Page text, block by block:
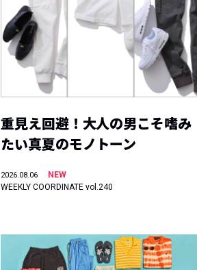
重見え回避！大人の男こそ嗜み
たい真夏のモノトーン
2026.08.06
NEW
WEEKLY COORDINATE vol.240